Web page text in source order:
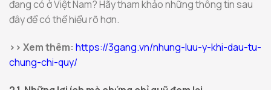
đang có ở Việt Nam? Hãy tham khảo những thông tin sau
đây để có thể hiểu rõ hơn.
>> Xem thêm: https://3gang.vn/nhung-luu-y-khi-dau-tu-
chung-chi-quy/